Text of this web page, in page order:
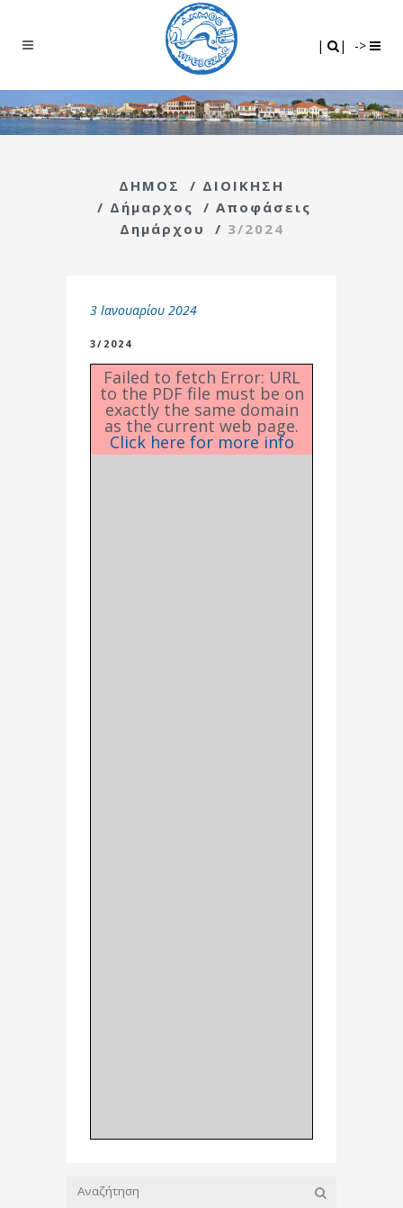
| | ->
ΔΗΜΟΣ / ΔΙΟΙΚΗΣΗ
/ Δήμαρχος / Αποφάσεις
Δημάρχου
/ 3/2024
3 Ιανουαρίου 2024
3/2024
Failed to fetch Error: URL
to the PDF file must be on
exactly the same domain
as the current web page.
Click here for more info